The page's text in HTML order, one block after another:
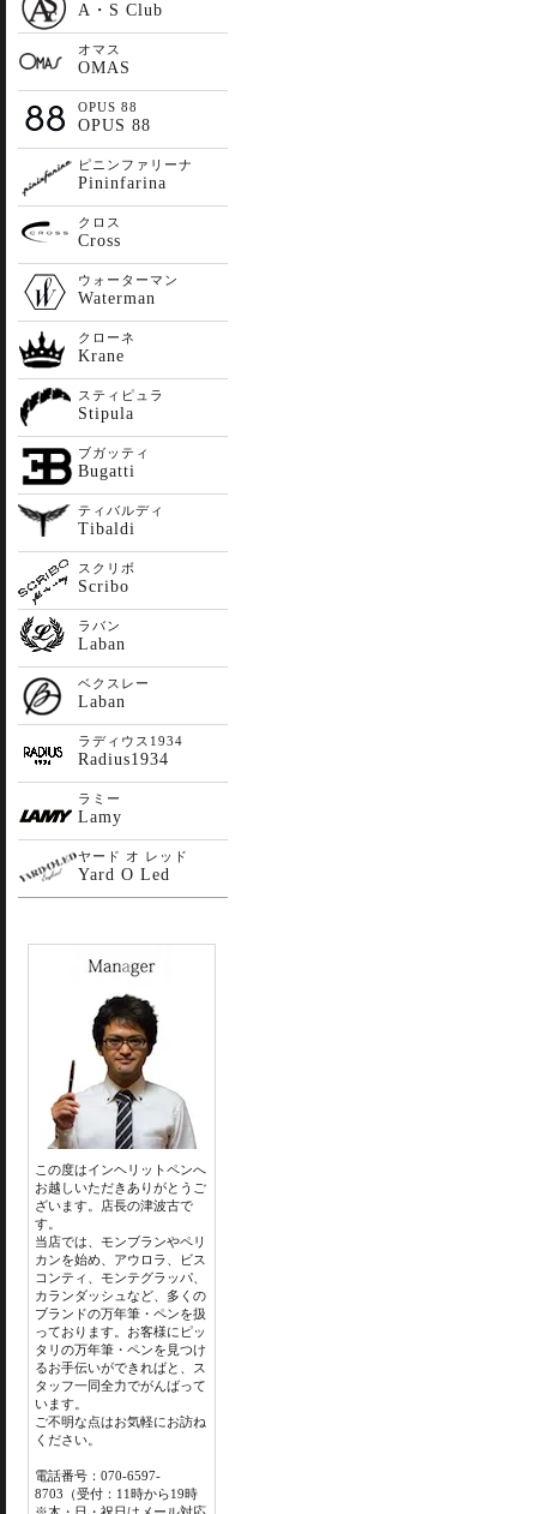
A・S Club
オマス
OMAS
OPUS 88
OPUS 88
ピニンファリーナ
Pininfarina
クロス
Cross
ウォーターマン
Waterman
クローネ
Krane
スティピュラ
Stipula
ブガッティ
Bugatti
ティバルディ
Tibaldi
スクリボ
Scribo
ラバン
Laban
ベクスレー
Laban
ラディウス1934
Radius1934
ラミー
Lamy
ヤード オ レッド
Yard O Led
この度はインヘリットペンへ
お越しいただきありがとうご
ざいます。店長の津波古で
す。
当店では、モンブランやペリ
カンを始め、アウロラ、ビス
コンティ、モンテグラッパ、
カランダッシュなど、多くの
ブランドの万年筆・ペンを扱
っております。お客様にピッ
タリの万年筆・ペンを見つけ
るお手伝いができればと、ス
タッフ一同全力でがんばって
います。
ご不明な点はお気軽にお訪ね
ください。
電話番号：070-6597-
8703（受付：11時から19時